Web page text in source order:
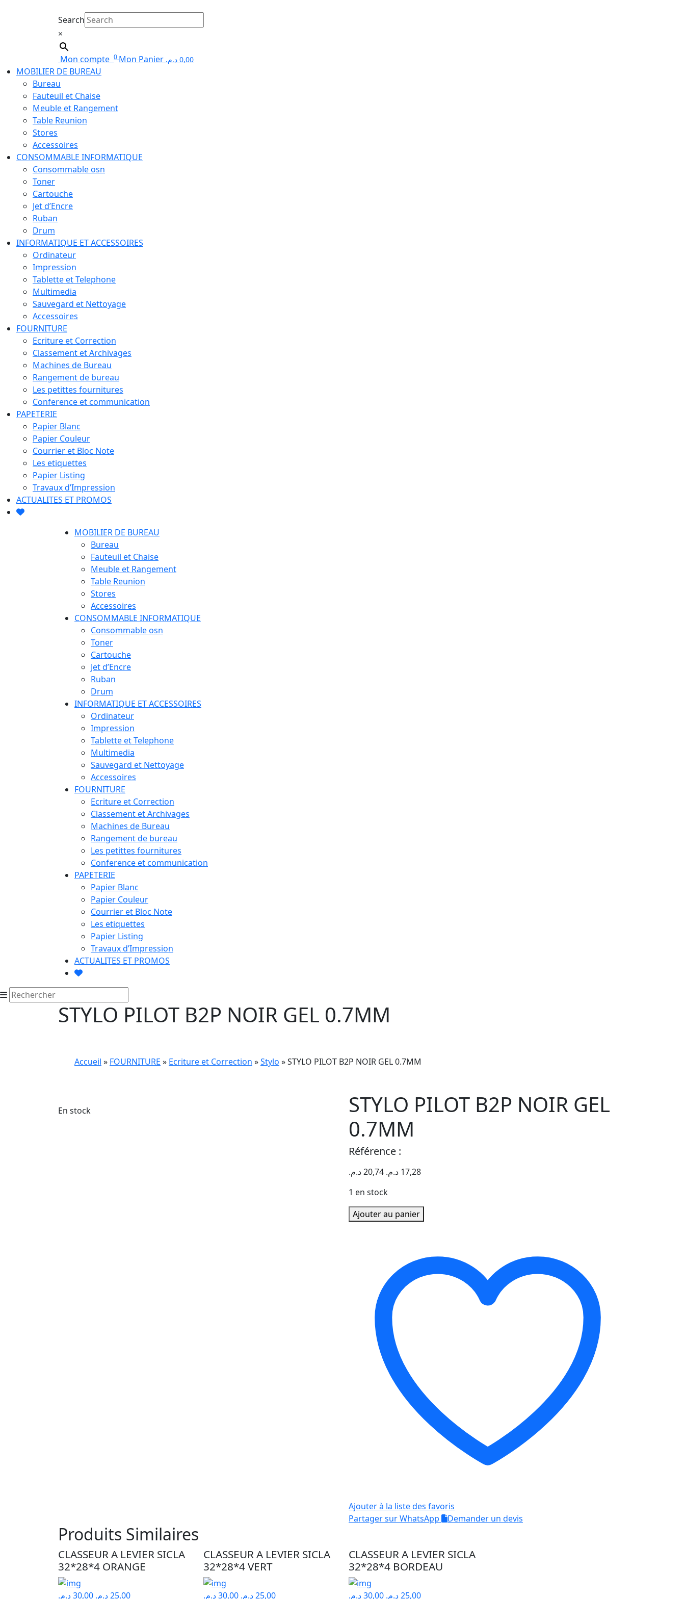
Search
×
Mon compte 0 Mon Panier 0,00 د.م.
MOBILIER DE BUREAU
Bureau
Fauteuil et Chaise
Meuble et Rangement
Table Reunion
Stores
Accessoires
CONSOMMABLE INFORMATIQUE
Consommable osn
Toner
Cartouche
Jet d’Encre
Ruban
Drum
INFORMATIQUE ET ACCESSOIRES
Ordinateur
Impression
Tablette et Telephone
Multimedia
Sauvegard et Nettoyage
Accessoires
FOURNITURE
Ecriture et Correction
Classement et Archivages
Machines de Bureau
Rangement de bureau
Les petittes fournitures
Conference et communication
PAPETERIE
Papier Blanc
Papier Couleur
Courrier et Bloc Note
Les etiquettes
Papier Listing
Travaux d’Impression
ACTUALITES ET PROMOS
MOBILIER DE BUREAU
Bureau
Fauteuil et Chaise
Meuble et Rangement
Table Reunion
Stores
Accessoires
CONSOMMABLE INFORMATIQUE
Consommable osn
Toner
Cartouche
Jet d’Encre
Ruban
Drum
INFORMATIQUE ET ACCESSOIRES
Ordinateur
Impression
Tablette et Telephone
Multimedia
Sauvegard et Nettoyage
Accessoires
FOURNITURE
Ecriture et Correction
Classement et Archivages
Machines de Bureau
Rangement de bureau
Les petittes fournitures
Conference et communication
PAPETERIE
Papier Blanc
Papier Couleur
Courrier et Bloc Note
Les etiquettes
Papier Listing
Travaux d’Impression
ACTUALITES ET PROMOS
STYLO PILOT B2P NOIR GEL 0.7MM
Accueil » FOURNITURE » Ecriture et Correction »Stylo » STYLO PILOT B2P NOIR GEL 0.7MM
En stock
STYLO PILOT B2P NOIR GEL
0.7MM
Référence :
20,74د.م. 17,28 د.م.
1 en stock
quantité
de
Ajouter au panier
Ajouter à la liste des favoris
Partager sur WhatsApp
Demander un devis
Produits Similaires
CLASSEUR A LEVIER SICLA
32*28*4 ORANGE
30,00د.م. 25,00د.م.
CLASSEUR A LEVIER SICLA
32*28*4 VERT
30,00د.م. 25,00د.م.
CLASSEUR A LEVIER SICLA
32*28*4 BORDEAU
30,00د.م. 25,00د.م.